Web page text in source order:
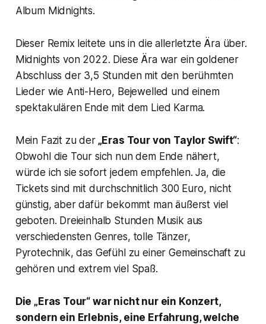
Album Midnights.
Dieser Remix leitete uns in die allerletzte Ära über.
Midnights von 2022. Diese Ära war ein goldener
Abschluss der 3,5 Stunden mit den berühmten
Lieder wie Anti-Hero, Bejewelled und einem
spektakulären Ende mit dem Lied Karma.
Mein Fazit zu der„Eras Tour von Taylor Swift“:
Obwohl die Tour sich nun dem Ende nähert,
würde ich sie sofort jedem empfehlen. Ja, die
Tickets sind mit durchschnitlich 300 Euro, nicht
günstig, aber dafür bekommt man äußerst viel
geboten. Dreieinhalb Stunden Musik aus
verschiedensten Genres, tolle Tänzer,
Pyrotechnik, das Gefühl zu einer Gemeinschaft zu
gehören und extrem viel Spaß.
Die „Eras Tour“ war nicht nur ein Konzert,
sondern ein Erlebnis, eine Erfahrung, welche